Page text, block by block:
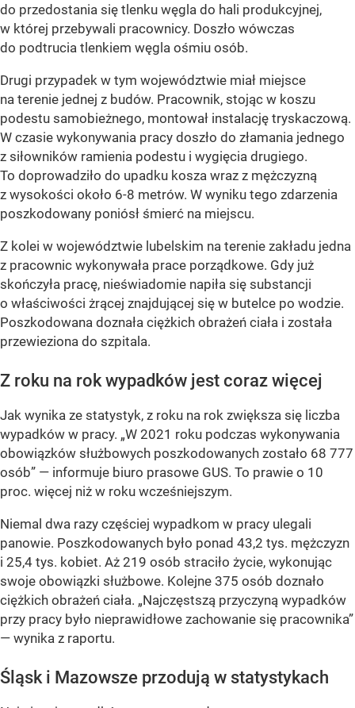
do przedostania się tlenku węgla do hali produkcyjnej,
w której przebywali pracownicy. Doszło wówczas
do podtrucia tlenkiem węgla ośmiu osób.
Drugi przypadek w tym województwie miał miejsce
na terenie jednej z budów. Pracownik, stojąc w koszu
podestu samobieżnego, montował instalację tryskaczową.
W czasie wykonywania pracy doszło do złamania jednego
z siłowników ramienia podestu i wygięcia drugiego.
To doprowadziło do upadku kosza wraz z mężczyzną
z wysokości około 6-8 metrów. W wyniku tego zdarzenia
poszkodowany poniósł śmierć na miejscu.
Z kolei w województwie lubelskim na terenie zakładu jedna
z pracownic wykonywała prace porządkowe. Gdy już
skończyła pracę, nieświadomie napiła się substancji
o właściwości żrącej znajdującej się w butelce po wodzie.
Poszkodowana doznała ciężkich obrażeń ciała i została
przewieziona do szpitala.
Z roku na rok wypadków jest coraz więcej
Jak wynika ze statystyk, z roku na rok zwiększa się liczba
wypadków w pracy. „W 2021 roku podczas wykonywania
obowiązków służbowych poszkodowanych zostało 68 777
osób” — informuje biuro prasowe GUS. To prawie o 10
proc. więcej niż w roku wcześniejszym.
Niemal dwa razy częściej wypadkom w pracy ulegali
panowie. Poszkodowanych było ponad 43,2 tys. mężczyzn
i 25,4 tys. kobiet. Aż 219 osób straciło życie, wykonując
swoje obowiązki służbowe. Kolejne 375 osób doznało
ciężkich obrażeń ciała. „Najczęstszą przyczyną wypadków
przy pracy było nieprawidłowe zachowanie się pracownika”
— wynika z raportu.
Śląsk i Mazowsze przodują w statystykach